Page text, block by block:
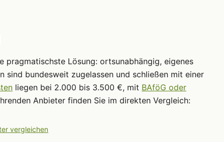
pragmatischste Lösung: ortsunabhängig, eigenes
sind bundesweit zugelassen und schließen mit einer
liegen bei 2.000 bis 3.500 €, mit BAföG oder
Anbieter finden Sie im direkten Vergleich:
vergleichen